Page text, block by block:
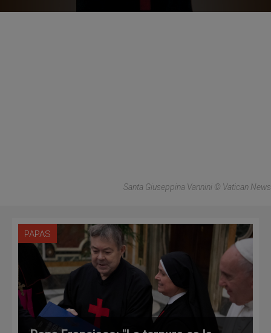
Santa Giuseppina Vannini © Vatican News
PAPAS